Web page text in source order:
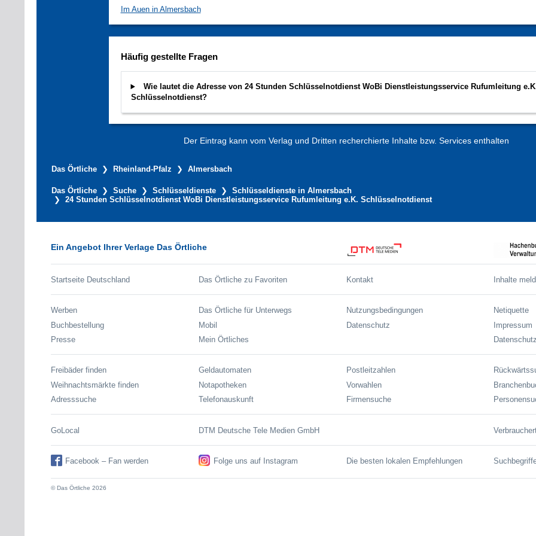
Im Auen in Almersbach
Häufig gestellte Fragen
Wie lautet die Adresse von 24 Stunden Schlüsselnotdienst WoBi Dienstleistungsservice Rufumleitung
Schlüsselnotdienst?
Der Eintrag kann vom Verlag und Dritten recherchierte Inhalte bzw. Services enthalten
Das Örtliche Rheinland-Pfalz Almersbach
Das Örtliche Suche Schlüsseldienste
Schlüsseldienste in Almersbach
24 Stunden Schlüsselnotdienst WoBi Dienstleistungsservice Rufumleitung e.K. Schlüsselnotdienst
Ein Angebot Ihrer Verlage Das Örtliche
Startseite Deutschland Das Örtliche zu Favoriten Kontakt Inhalte
Werben
Buchbestellung
Presse
Das Örtliche für Unterwegs
Mobil
Mein Örtliches
Nutzungsbedingungen
Datenschutz
Netiquette
Impressum
Freibäder finden
Weihnachtsmärkte finden
Adresssuche
Geldautomaten
Notapotheken
Telefonauskunft
Postleitzahlen
Vorwahlen
Firmensuche
GoLocal DTM Deutsche Tele Medien GmbH
Facebook – Fan werden Folge uns auf Instagram Die besten lokalen Empfehlungen
© Das Örtliche 2026